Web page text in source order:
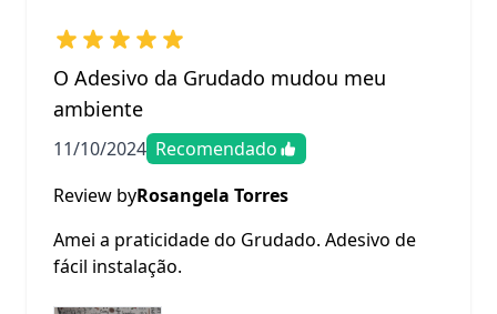
O Adesivo da Grudado mudou meu
ambiente
11/10/2024 Recomendado
Review byRosangela Torres
Amei a praticidade do Grudado. Adesivo de
fácil instalação.